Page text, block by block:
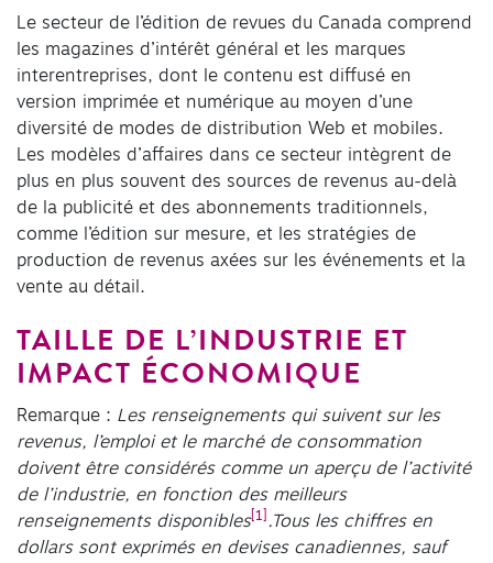
Le secteur de l’édition de revues du Canada comprend
les magazines d’intérêt général et les marques
interentreprises, dont le contenu est diffusé en
version imprimée et numérique au moyen d’une
diversité de modes de distribution Web et mobiles.
Les modèles d’affaires dans ce secteur intègrent de
plus en plus souvent des sources de revenus au-delà
de la publicité et des abonnements traditionnels,
comme l’édition sur mesure, et les stratégies de
production de revenus axées sur les événements et la
vente au détail.
TAILLE DE L’INDUSTRIE ET
IMPACT ÉCONOMIQUE
Remarque : Les renseignements qui suivent sur les
revenus, l’emploi et le marché de consommation
doivent être considérés comme un aperçu de l’activité
de l’industrie, en fonction des meilleurs
renseignements disponibles[1] .Tous les chiffres en
dollars sont exprimés en devises canadiennes, sauf